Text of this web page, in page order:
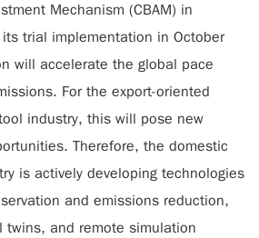
Mechanism (CBAM) in
trial implementation in October
will accelerate the global pace
For the export-oriented
industry, this will pose new
Therefore, the domestic
is actively developing technologies
and emissions reduction,
twins, and remote simulation